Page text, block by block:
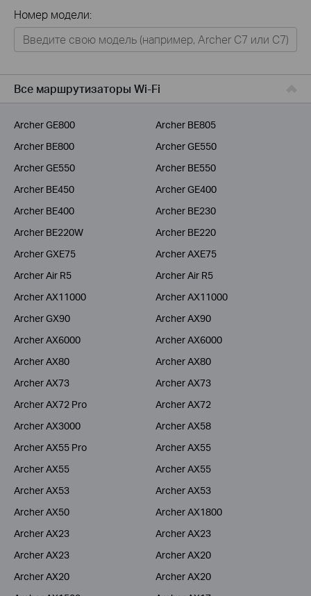
Для дома
Умный дом
Для операторов связи
Номер модели:
Все маршрутизаторы Wi-Fi
Archer GE800
Archer BE805
Archer BE800
Archer GE550
Archer GE550
Archer BE550
Archer BE450
Archer GE400
Archer BE400
Archer BE230
Archer BE220W
Archer BE220
Archer GXE75
Archer AXE75
Archer Air R5
Archer Air R5
Archer AX11000
Archer AX11000
Archer GX90
Archer AX90
Archer AX6000
Archer AX6000
Archer AX80
Archer AX80
Archer AX73
Archer AX73
Archer AX72 Pro
Archer AX72
Archer AX3000
Archer AX58
Archer AX55 Pro
Archer AX55
Archer AX55
Archer AX55
Archer AX53
Archer AX53
Archer AX50
Archer AX1800
Archer AX23
Archer AX23
Archer AX23
Archer AX20
Archer AX20
Archer AX20